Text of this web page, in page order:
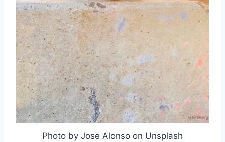
Photo by Jose Alonso on Unsplash